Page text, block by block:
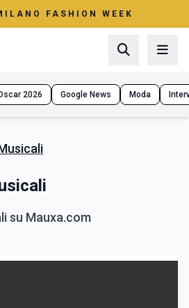
FASHION WEEK
2026 Google News Moda
su Mauxa.com